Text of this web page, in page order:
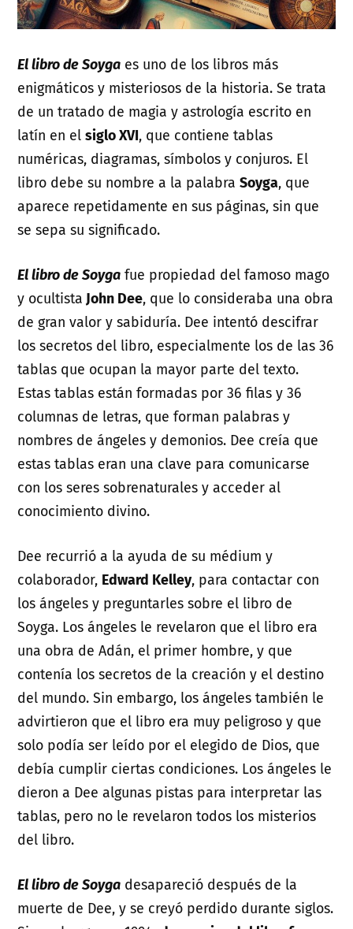
El libro de Soyga es uno de los libros más
enigmáticos y misteriosos de la historia. Se trata
de un tratado de magia y astrología escrito en
latín en elsiglo XVI, que contiene tablas
numéricas, diagramas, símbolos y conjuros. El
libro debe su nombre a la palabraSoyga, que
aparece repetidamente en sus páginas, sin que
se sepa su significado.
El libro de Soyga fue propiedad del famoso mago
y ocultista John Dee, que lo consideraba una obra
de gran valor y sabiduría. Dee intentó descifrar
los secretos del libro, especialmente los de las 36
tablas que ocupan la mayor parte del texto.
Estas tablas están formadas por 36 filas y 36
columnas de letras, que forman palabras y
nombres de ángeles y demonios. Dee creía que
estas tablas eran una clave para comunicarse
con los seres sobrenaturales y acceder al
conocimiento divino.
Dee recurrió a la ayuda de su médium y
colaborador, Edward Kelley, para contactar con
los ángeles y preguntarles sobre el libro de
Soyga. Los ángeles le revelaron que el libro era
una obra de Adán, el primer hombre, y que
contenía los secretos de la creación y el destino
del mundo. Sin embargo, los ángeles también le
advirtieron que el libro era muy peligroso y que
solo podía ser leído por el elegido de Dios, que
debía cumplir ciertas condiciones. Los ángeles le
dieron a Dee algunas pistas para interpretar las
tablas, pero no le revelaron todos los misterios
del libro.
El libro de Soyga desapareció después de la
muerte de Dee, y se creyó perdido durante siglos.